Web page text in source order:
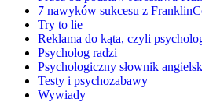
7 nawyków sukcesu z
Try to lie
Reklama do kąta, czyli
Psycholog radzi
Psychologiczny słownik
Testy i psychozabawy
Wywiady